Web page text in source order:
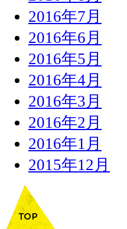
2016年7月
2016年6月
2016年5月
2016年4月
2016年3月
2016年2月
2016年1月
2015年12月